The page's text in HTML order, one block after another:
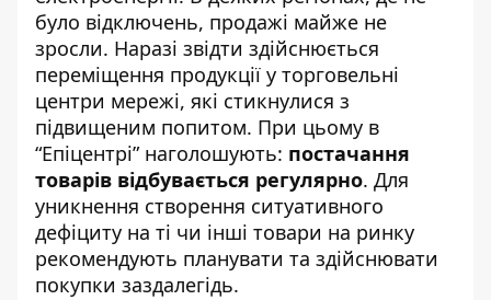
було відключень, продажі майже не
зросли. Наразі звідти здійснюється
переміщення продукції у торговельні
центри мережі, які стикнулися з
підвищеним попитом. При цьому в
“Епіцентрі” наголошують: постачання
товарів відбувається регулярно. Для
уникнення створення ситуативного
дефіциту на ті чи інші товари на ринку
рекомендують планувати та здійснювати
покупки заздалегідь.